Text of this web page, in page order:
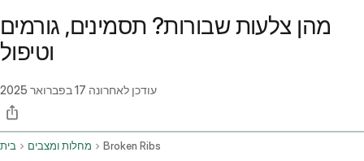
מהן צלעות שבורות? תסמינים, גורמים
וטיפול
עודכן לאחרונה 17 בפברואר 2025
בית מחלות ומצבים Broken Ribs